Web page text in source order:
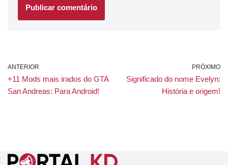
ANTERIOR
+11 Mods mais irados do GTA
San Andreas: Para Android!
PRÓXIMO
Significado do nome Evelyn:
História e origem!